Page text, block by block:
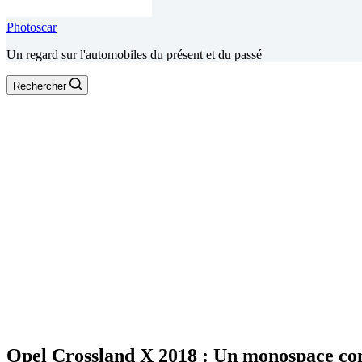
Photoscar
Un regard sur l'automobiles du présent et du passé
Rechercher
Opel Crossland X 2018 : Un monospace